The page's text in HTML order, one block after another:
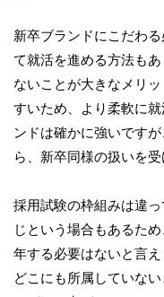
新卒ブランドにこだわ
て就活を進める方法も
ないことが大きなメリ
すいため、より柔軟に
ンドは確かに強いです
ら、新卒同様の扱いを
採用試験の枠組みは違
じという場合もあるた
年する必要はないと言え
どこにも所属していな